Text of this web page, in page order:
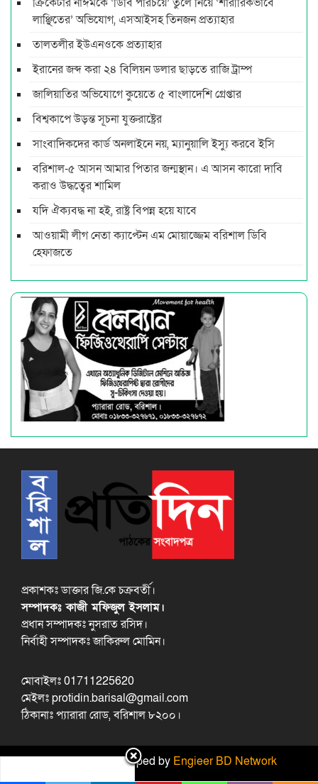
লাঞ্ছিতের’ অভিযোগ, এসআইসহ তিনজন প্রত্যাহার
তালতলীর ইউএনওকে প্রত্যাহার
ইরানের জব্দ করা ২৪ বিলিয়ন ডলার ছাড়তে রাজি ট্রাম্প
জালিয়াতির অভিযোগে কুয়েতে ৫ বাংলাদেশি গ্রেপ্তার
বিশ্বকাপে উড়ন্ত সূচনা যুক্তরাষ্ট্রের
সাংবাদিকদের কার্ড অনলাইনে নয়, ম্যানুয়ালি ইস্যু করবে ইসি
বরিশাল-৫ আসন আমার পিতার জন্মস্থান। এ আসন কারো দাবি
করাও উদ্ধত্বের শামিল
যদি ঐক্যবদ্ধ না হই, রাষ্ট্র বিপন্ন হয়ে যাবে
আওয়ামী লীগ নেতা ক্যাপ্টেন এম মোয়াজ্জেম বরিশাল ডিবি
হেফাজতে
প্রকাশকঃ ডাক্তার জি.কে চক্রবর্তী।
সম্পাদকঃ কাজী মফিজুল ইসলাম।
প্রধান সম্পাদকঃ নুসরাত রসিদ।
নির্বাহী সম্পাদকঃ জাকিরুল মোমিন।
মোবাইলঃ 01711225620
মেইলঃ protidin.barisal@gmail.com
ঠিকানাঃ প্যারারা রোড, বরিশাল ৮২০০।
Design and developed by Engieer BD Network